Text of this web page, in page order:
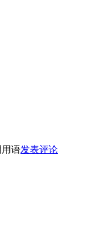
语发表评论